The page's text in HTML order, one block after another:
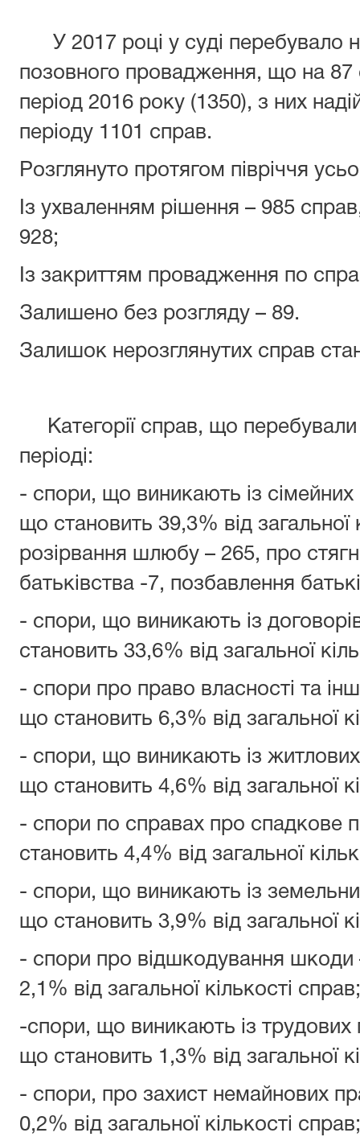
У 2017 році у суді перебувало
позовного провадження, що на
період 2016 року (1350), з них
періоду 1101 справ.
Розглянуто протягом півріччя
Із ухваленням рішення – 985
928;
Із закриттям провадження по
Залишено без розгляду – 89.
Залишок нерозглянутих справ
Категорії справ, що перебували
періоді:
- спори, що виникають із
що становить 39,3% від загальної
розірвання шлюбу – 265, про
батьківства -7, позбавлення
- спори, що виникають із
становить 33,6% від загальної
- спори про право власності та
що становить 6,3% від загальної
- спори, що виникають із
що становить 4,6% від загальної
- спори по справах про спадкове
становить 4,4% від загальної
- спори, що виникають із
що становить 3,9% від загальної
- спори про відшкодування
2,1% від загальної кількості справ;
-спори, що виникають із трудових
що становить 1,3% від загальної
- спори, про захист немайнових
0,2% від загальної кількості справ;